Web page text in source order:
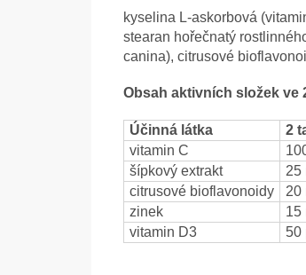
kyselina L-askorbová
stearan hořečnatý
canina), citrusové
Obsah aktivních složek ve
Účinná látka 2
vitamin C
šípkový extrakt
25
citrusové bioflavonoidy
20
zinek
15
vitamin D3
50